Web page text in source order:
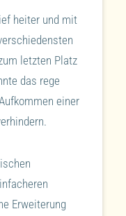
heiter und mit
letzten Platz
das rege
einer
Erweiterung